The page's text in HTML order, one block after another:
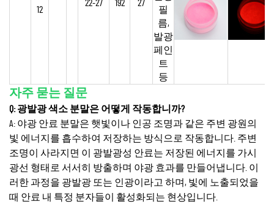
12
22-27 192 27
필
름,
발광
페인
트
등
자주 묻는 질문
Q: 광발광 색소 분말은 어떻게 작동합니까?
A: 야광 안료 분말은 햇빛이나 인공 조명과 같은 주변 광원의
빛 에너지를 흡수하여 저장하는 방식으로 작동합니다. 주변
조명이 사라지면 이 광발광성 안료는 저장된 에너지를 가시
광선 형태로 서서히 방출하며 야광 효과를 만들어냅니다. 이
러한 과정을 광발광 또는 인광이라고 하며, 빛에 노출되었을
때 안료 내 특정 분자들이 활성화되는 현상입니다.